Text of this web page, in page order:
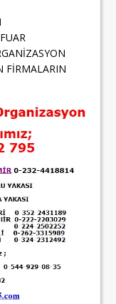
FİRMALARIN